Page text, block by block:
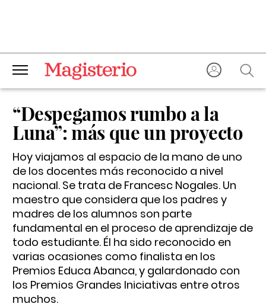
“Despegamos rumbo a la
Luna”: más que un proyecto
Hoy viajamos al espacio de la mano de uno
de los docentes más reconocido a nivel
nacional. Se trata de Francesc Nogales. Un
maestro que considera que los padres y
madres de los alumnos son parte
fundamental en el proceso de aprendizaje de
todo estudiante. Él ha sido reconocido en
varias ocasiones como finalista en los
Premios Educa Abanca, y galardonado con
los Premios Grandes Iniciativas entre otros
muchos.